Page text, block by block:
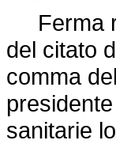
Ferma
del citato
comma
sanitarie